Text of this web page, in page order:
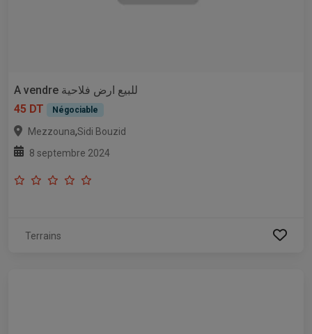
A vendre للبيع ارض فلاحية
45 DT
Négociable
Mezzouna,Sidi Bouzid
8 septembre 2024
Terrains